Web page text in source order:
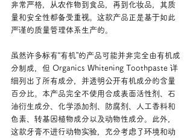
非常严格，从农作物到食品，再到化妆品，其质
量和安全性都备受重视。这款产品正是基于如此
严谨的质量管理体系生产的。
虽然许多标有“有机”的产品可能并非完全由有机成
分制成，但 Organics Whitening Toothpaste 详
细列出了所有成分，并透明公开有机成分的含量
百分比。本产品完全不使用合成表面活性剂、石
油衍生成分、化学添加剂、防腐剂、人工香料和
色素、转基因植物成分以及动物性成分。此外，
这款牙膏不进行动物实验，充分考虑了环境和动